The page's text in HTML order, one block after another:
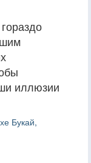
иллюзии
Букай,